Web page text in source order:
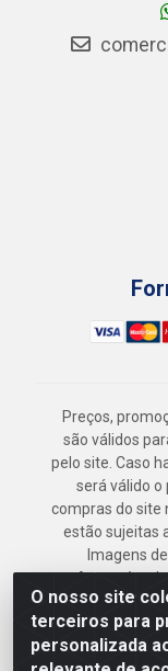
O nosso site
terceiros para
personalizada
Preços,
são válidos
pelo site. Caso
será válido o
compras do site
estão sujeitas
Imagens
Armazém
Geral LTDA